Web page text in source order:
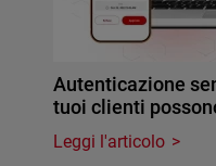
Autenticazione
tuoi clienti
Leggi l'articolo